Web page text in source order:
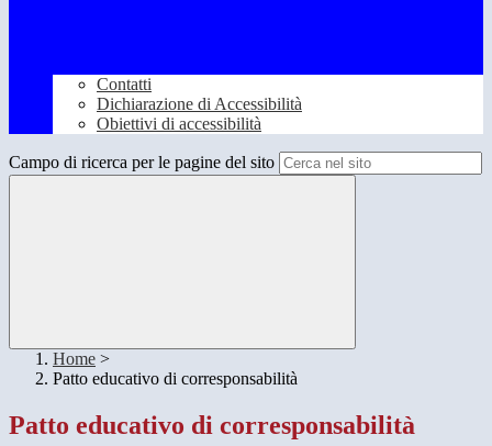
Contatti
Dichiarazione di Accessibilità
Obiettivi di accessibilità
Campo di ricerca per le pagine del sito
Home >
Patto educativo di corresponsabilità
Patto educativo di corresponsabilità